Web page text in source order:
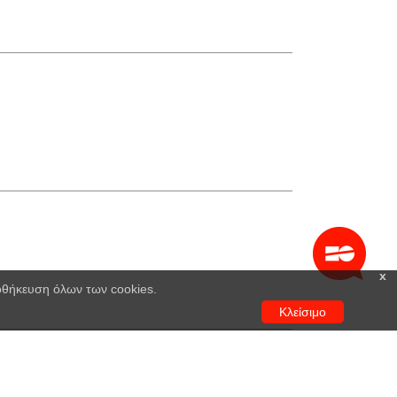
x
όλων των cookies.
Κλείσιμο